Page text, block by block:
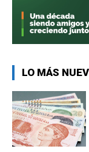
LO MÁS